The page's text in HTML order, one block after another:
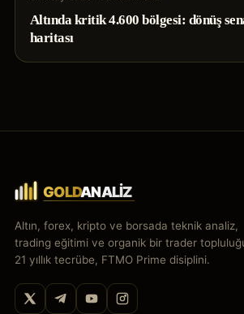
Altında kritik 4.600 bölgesi: dönüş
haritası
Altın, forex, kripto ve borsada teknik analiz,
trading eğitimi ve organik bir trader
21 yıllık tecrübe, FTMO Prime disiplini.